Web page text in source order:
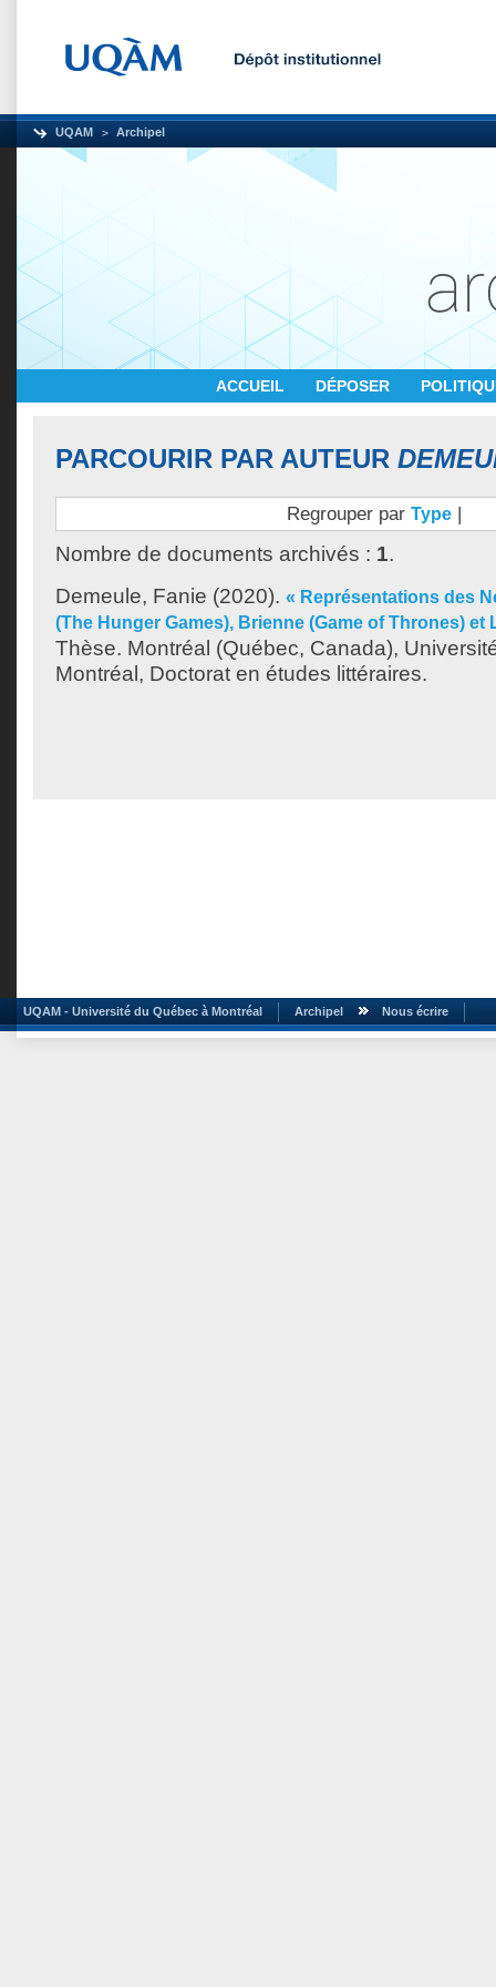
UQAM Archipel
ACCUEIL DÉPOSER
PARCOURIR PAR AUTEUR
Regrouper par Type |
Nombre de documents archivés : 1.
Demeule, Fanie (2020). « Représentations des
(The Hunger Games), Brienne (Game of Thrones) et
Thèse. Montréal (Québec, Canada),
Montréal, Doctorat en études littéraires.
UQAM - Université du Québec à Montréal Archipel Nous écrire